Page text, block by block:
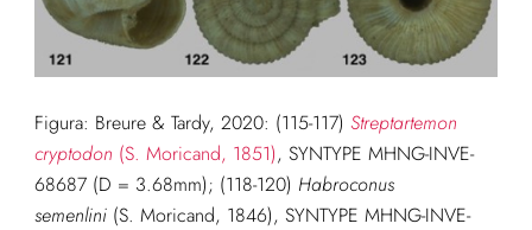
Figura: Breure & Tardy, 2020: (115-117) Streptartemon
cryptodon (S. Moricand, 1851), SYNTYPE MHNG-INVE-
68687 (D = 3.68mm); (118-120) Habroconus
semenlini(S. Moricand, 1846), SYNTYPE MHNG-INVE-